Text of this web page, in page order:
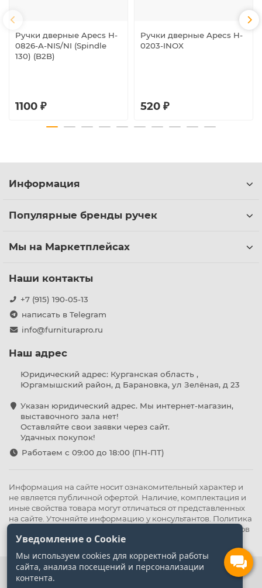
Ручки дверные Apecs H-
0826-A-NIS/NI (Spindle
130) (B2B)
1100 ₽
Ручки дверные Apecs H-
0203-INOX
520 ₽
Информация
Популярные бренды ручек
Мы на Маркетплейсах
Наши контакты
+7 (915) 190-05-13
написать в Telegram
info@furniturapro.ru
Наш адрес
Юридический адрес: Курганская область ,
Юргамышский район, д Барановка, ул Зелёная, д 23
Указан юридический адрес. Мы интернет-магазин,
выставочного зала нет!
Оставляйте свои заявки через сайт.
Удачных покупок!
Работаем с 09:00 до 18:00 (ПН-ПТ)
Информация на сайте носит ознакомительный характер и
не является публичной офертой. Наличие, комплектация и
иные свойства товара могут отличаться от представленных
на сайте. Уточняйте информацию у консультантов. Политика
Политика обработки файлов
cookie
Уведомление о Cookie
Мы используем cookies для корректной работы
сайта, анализа посещений и персонализации
контента.